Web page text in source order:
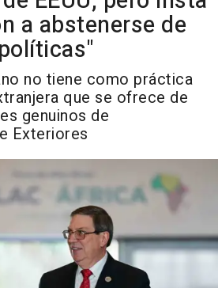
a abstenerse de
no tiene como práctica
que se ofrece de
genuinos de
Exteriores